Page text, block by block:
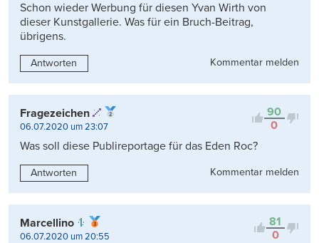
Schon wieder Werbung für diesen Yvan Wirth von
dieser Kunstgallerie. Was für ein Bruch-Beitrag,
übrigens.
Antworten Kommentar melden
90
0
Fragezeichen
06.07.2020 um 23:07
Was soll diese Publireportage für das Eden Roc?
Antworten Kommentar melden
81
0
Marcellino
06.07.2020 um 20:55